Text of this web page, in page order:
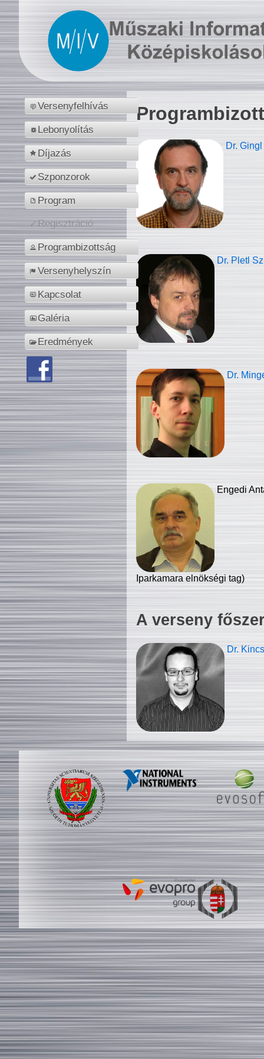
Versenyfelhívás
Lebonyolítás
Díjazás
Szponzorok
Program
Regisztráció
Programbizottság
Versenyhelyszín
Kapcsolat
Galéria
Eredmények
Dr.
Dr. Pletl
Dr.
Engedi
Iparkamara elnökségi tag)
A verseny
Dr.